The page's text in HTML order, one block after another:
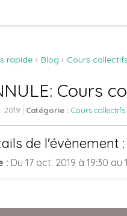
rapide Blog Cours collectifs
Cours
2019 Catégorie : Cours collectifs
de l'évènement :
: Du 17 oct. 2019 à 19:30 au